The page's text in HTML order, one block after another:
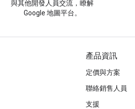
與其他開發人員交流，瞭解
Google 地圖平台。
產品資訊
定價與方案
聯絡銷售人員
支援